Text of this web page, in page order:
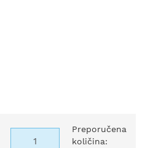
Preporučena
količina: